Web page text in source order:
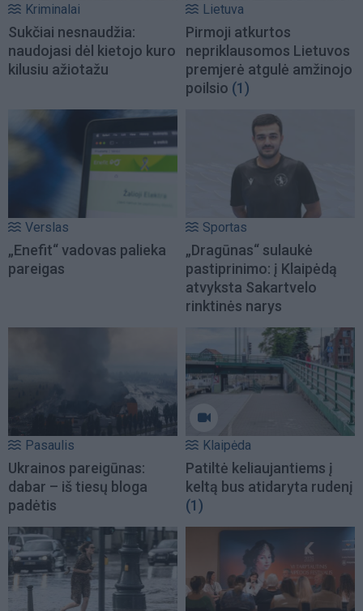
Kriminalai
Sukčiai nesnaudžia:
naudojasi dėl kietojo kuro
kilusiu ažiotažu
Lietuva
Pirmoji atkurtos
nepriklausomos Lietuvos
premjerė atgulė amžinojo
poilsio (1)
Verslas
„Enefit“ vadovas palieka
pareigas
Sportas
„Dragūnas“ sulaukė
pastiprinimo: į Klaipėdą
atvyksta Sakartvelo
rinktinės narys
Pasaulis
Ukrainos pareigūnas:
dabar – iš tiesų bloga
padėtis
Klaipėda
Patiltė keliaujantiems į
keltą bus atidaryta rudenį
(1)